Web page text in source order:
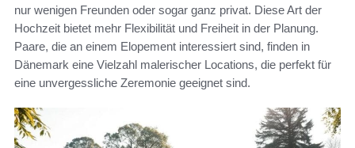
nur wenigen Freunden oder sogar ganz privat. Diese Art der
Hochzeit bietet mehr Flexibilität und Freiheit in der Planung.
Paare, die an einem Elopement interessiert sind, finden in
Dänemark eine Vielzahl malerischer Locations, die perfekt für
eine unvergessliche Zeremonie geeignet sind.